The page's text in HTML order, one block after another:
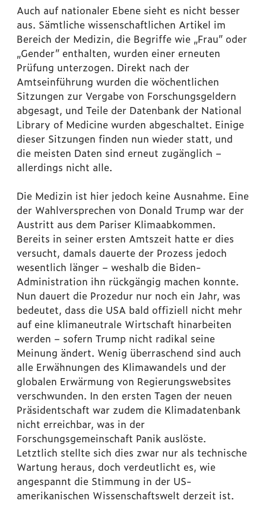
Auch auf nationaler Ebene sieht es nicht besser
aus. Sämtliche wissenschaftlichen Artikel im
Bereich der Medizin, die Begriffe wie „Frau” oder
„Gender” enthalten, wurden einer erneuten
Prüfung unterzogen. Direkt nach der
Amtseinführung wurden die wöchentlichen
Sitzungen zur Vergabe von Forschungsgeldern
abgesagt, und Teile der Datenbank der National
Library of Medicine wurden abgeschaltet. Einige
dieser Sitzungen finden nun wieder statt, und
die meisten Daten sind erneut zugänglich –
allerdings nicht alle.
Die Medizin ist hier jedoch keine Ausnahme. Eine
der Wahlversprechen von Donald Trump war der
Austritt aus dem Pariser Klimaabkommen.
Bereits in seiner ersten Amtszeit hatte er dies
versucht, damals dauerte der Prozess jedoch
wesentlich länger – weshalb die Biden-
Administration ihn rückgängig machen konnte.
Nun dauert die Prozedur nur noch ein Jahr, was
bedeutet, dass die USA bald offiziell nicht mehr
auf eine klimaneutrale Wirtschaft hinarbeiten
werden – sofern Trump nicht radikal seine
Meinung ändert. Wenig überraschend sind auch
alle Erwähnungen des Klimawandels und der
globalen Erwärmung von Regierungswebsites
verschwunden. In den ersten Tagen der neuen
Präsidentschaft war zudem die Klimadatenbank
nicht erreichbar, was in der
Forschungsgemeinschaft Panik auslöste.
Letztlich stellte sich dies zwar nur als technische
Wartung heraus, doch verdeutlicht es, wie
angespannt die Stimmung in der US-
amerikanischen Wissenschaftswelt derzeit ist.